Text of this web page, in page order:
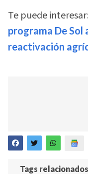
Te puede interesar:
programa De Sol
reactivación
Tags relacionados